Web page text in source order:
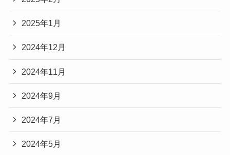
2025年1月
2024年12月
2024年11月
2024年9月
2024年7月
2024年5月